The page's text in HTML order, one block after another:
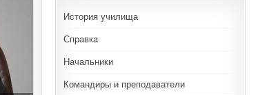
История училища
Справка
Начальники
Командиры и преподаватели